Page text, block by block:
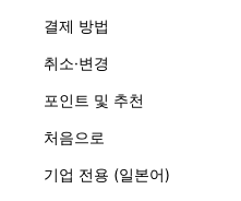
결제 방법
취소·변경
포인트 및 추천
처음으로
기업 전용 (일본어)